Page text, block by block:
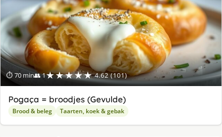
⏱ 70 min👥 1★★★★★ 4.62 (101)
Pogaça = broodjes (Gevulde)
Brood & beleg Taarten, koek & gebak